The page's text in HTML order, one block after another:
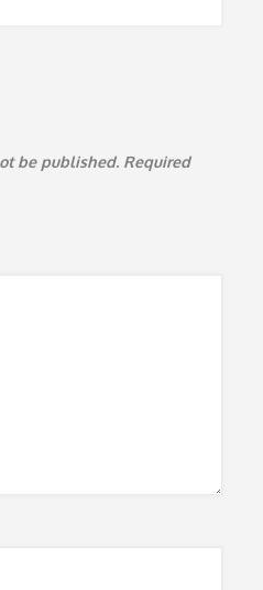
be published. Required